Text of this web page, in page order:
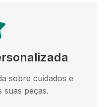
sobre cuidados e
suas peças.